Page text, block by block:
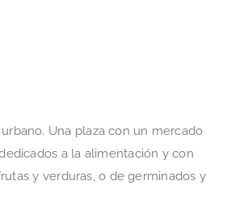
Una plaza con un mercado
a la alimentación y con
y verduras, o de germinados y